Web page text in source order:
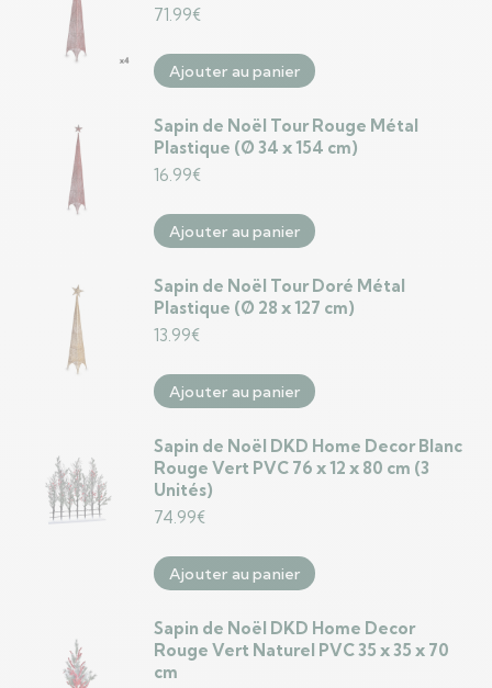
71.99€
Ajouter au panier
Sapin de Noël Tour Rouge Métal
Plastique (Ø 34 x 154 cm)
16.99€
Ajouter au panier
Sapin de Noël Tour Doré Métal
Plastique (Ø 28 x 127 cm)
13.99€
Ajouter au panier
Sapin de Noël DKD Home Decor Blanc
Rouge Vert PVC 76 x 12 x 80 cm (3
Unités)
74.99€
Ajouter au panier
Sapin de Noël DKD Home Decor
Rouge Vert Naturel PVC 35 x 35 x 70
cm